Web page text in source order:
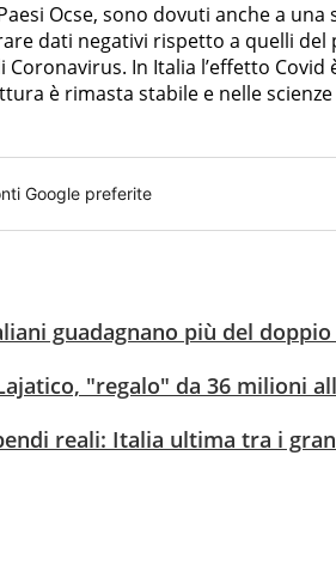
Ocse, sono dovuti anche a una
dati negativi rispetto a quelli del
In Italia l’effetto Covid
è rimasta stabile e nelle
Google preferite
guadagnano più del
"regalo" da 36 milioni
reali: Italia ultima tra i